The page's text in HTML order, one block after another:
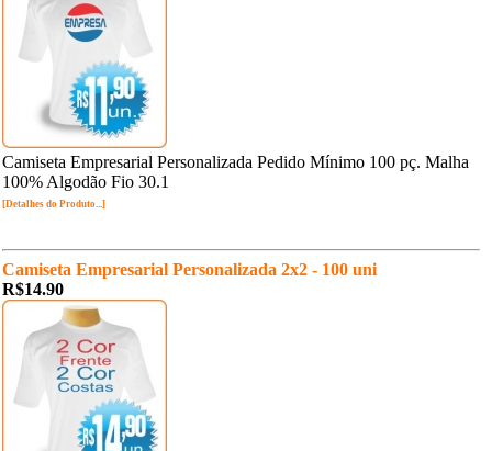
Camiseta Empresarial Personalizada Pedido Mínimo 100 pç. Malha
100% Algodão Fio 30.1
[Detalhes do Produto...]
Camiseta Empresarial Personalizada 2x2 - 100 uni
R$14.90